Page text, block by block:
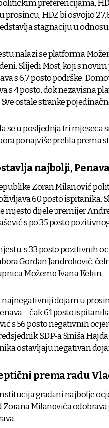
preferencijama,
prosincu, HDZ bi osvojio
stagnaciju u
nalazi se platforma
Slijedi Most, koji s
s 6,7 posto podrške.
s 4 posto, dok nezavisna
ostale stranke
se u posljednja tri mjeseca
ponajviše prelila prema
najbolji,
Zoran Milanović
60 posto ispitanika.
mjesto dijele premijer
s po 35 posto
s 33 posto pozitivnih
Gordan Jandroković,
Možemo Ivana Kekin.
najnegativniji dojam u
– čak 61 posto
s 56 posto negativnih
SDP-a Siniša
ostavljaju negativan
prema radu
građani najbolje
Zorana Milanovića